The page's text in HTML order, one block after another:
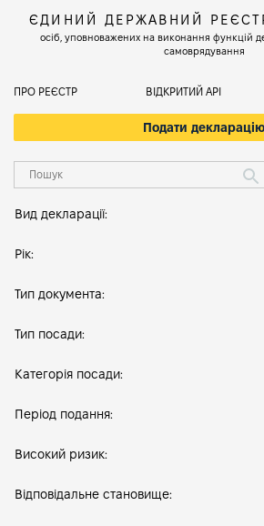
ЄДИНИЙ ДЕРЖАВНИЙ
осіб, уповноважених на виконання функцій
самоврядування
ПРО РЕЄСТР ВІДКРИТИЙ АРІ
Подати декларацію
Вид декларації:
Рік:
Тип документа:
Тип посади:
Категорія посади:
Період подання:
Високий ризик:
Відповідальне становище: